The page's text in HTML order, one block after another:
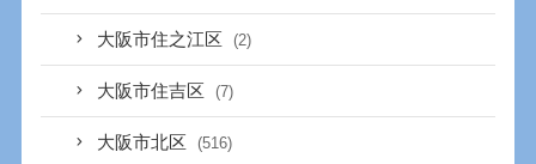
大阪市住之江区 (2)
大阪市住吉区 (7)
大阪市北区 (516)